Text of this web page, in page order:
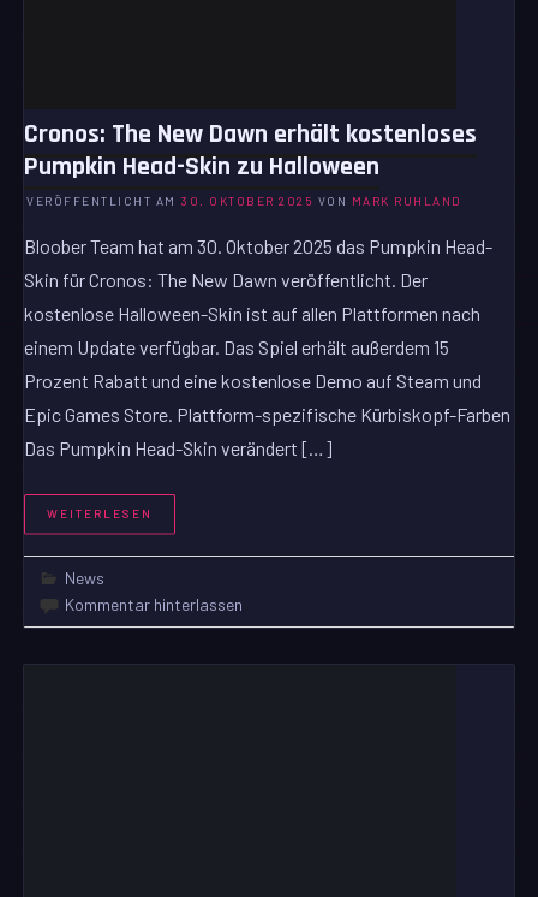
Cronos: The New Dawn erhält kostenloses
Pumpkin Head-Skin zu Halloween
VERÖFFENTLICHT AM 30. OKTOBER 2025 VON MARK RUHLAND
Bloober Team hat am 30. Oktober 2025 das Pumpkin Head-
Skin für Cronos: The New Dawn veröffentlicht. Der
kostenlose Halloween-Skin ist auf allen Plattformen nach
einem Update verfügbar. Das Spiel erhält außerdem 15
Prozent Rabatt und eine kostenlose Demo auf Steam und
Epic Games Store. Plattform-spezifische Kürbiskopf-Farben
Das Pumpkin Head-Skin verändert […]
WEITERLESEN
News
Kommentar hinterlassen